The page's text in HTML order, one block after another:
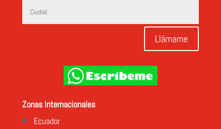
Llámame
Zonas Internacionales
Ecuador